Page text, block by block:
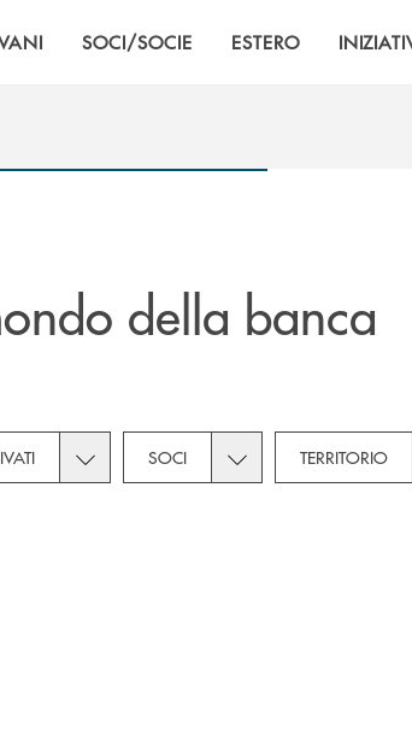
SOCI/SOCIE ESTERO
della banca
dropdown for Novità
Toggle subcategories dropdown for Privati
SOCI Toggle subcategories
TERRITORIO